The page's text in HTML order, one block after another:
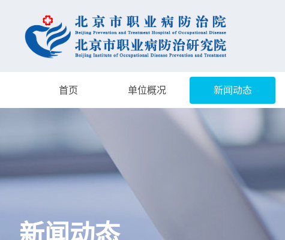
首页 单位概况 新闻动态
新闻动态